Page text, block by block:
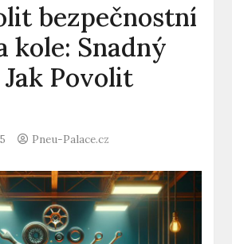
bezpečnostní
kole: Snadný
Povolit
Pneu-Palace.cz